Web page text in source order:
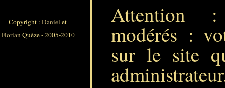
Attention :
modérés :
sur le site
Copyright : Daniel et
FlorianQuèze - 2005-2010